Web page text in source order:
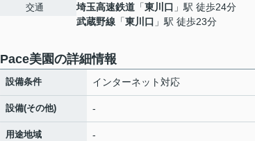
交通
埼玉高速鉄道 「東川口 」駅 徒歩24分
武蔵野線 「東川口 」駅 徒歩23分
Pace美園の詳細情報
設備条件 インターネット対応
設備(その他) -
用途地域 -